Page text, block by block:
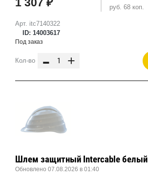
Арт. itc7140322
ID: 14003617
1 307 ₽
руб. 68 коп.
Под заказ
Кол-во - +
Шлем защитный Intercable белый
Обновлено 07.08.2026 в 01:40